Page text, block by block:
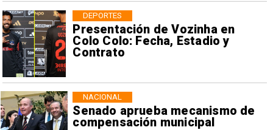
Presentación de Vozinha en
Colo Colo: Fecha, Estadio y
Contrato
DEPORTES
Senado aprueba mecanismo de
compensación municipal
NACIONAL